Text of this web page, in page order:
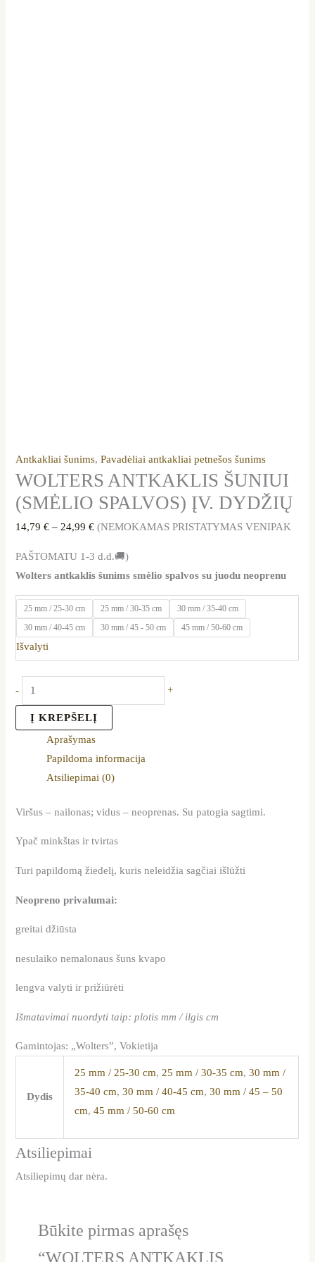
Antkakliai šunims,Pavadėliai antkakliai petnešos šunims
WOLTERS ANTKAKLIS ŠUNIUI
(SMĖLIO SPALVOS) ĮV. DYDŽIŲ
14,79€ – 24,99€ (NEMOKAMAS PRISTATYMAS VENIPAK
PAŠTOMATU 1-3 d.d.🚚)
Wolters antkaklis šunims smėlio spalvos su juodu neoprenu
25 mm / 25-30 cm 25 mm / 30-35 cm
30 mm / 35-40 cm
30 mm / 40-45 cm
30 mm / 45 - 50 cm 45 mm / 50-60 cm
Išvalyti
- +
Į KREPŠELĮ
Aprašymas
Papildoma informacija
Atsiliepimai (0)
Viršus – nailonas; vidus – neoprenas. Su patogia sagtimi.
Ypač minkštas ir tvirtas
Turi papildomą žiedelį, kuris neleidžia sagčiai išlūžti
Neopreno privalumai:
greitai džiūsta
nesulaiko nemalonaus šuns kvapo
lengva valyti ir prižiūrėti
Išmatavimai nuordyti taip: plotis mm / ilgis cm
Gamintojas: „Wolters”, Vokietija
Dydis
25 mm / 25-30 cm,25 mm / 30-35 cm,30 mm /
35-40 cm,30 mm / 40-45 cm,30 mm / 45 – 50
cm,45 mm / 50-60 cm
Atsiliepimai
Atsiliepimų dar nėra.
Būkite pirmas aprašęs
“WOLTERS ANTKAKLIS